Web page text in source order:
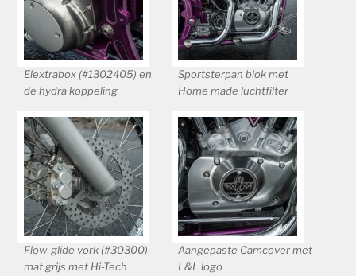
Elextrabox (#1302405) en
de hydra koppeling
Sportsterpan blok met
Home made luchtfilter
Flow-glide vork (#30300)
mat grijs met Hi-Tech
Aangepaste Camcover met
L&L logo